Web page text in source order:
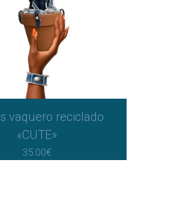
vaquero reciclado
«CUTE»
35.00€